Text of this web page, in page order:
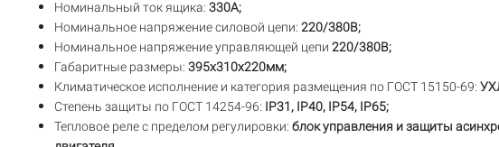
Номинальный ток ящика: 330А;
Номинальное напряжение силовой цепи: 220/380В;
Номинальное напряжение управляющей цепи 220/380В;
Габаритные размеры: 395х310х220мм;
Климатическое исполнение и категория размещения по ГОСТ 15150-69:
Степень защиты по ГОСТ 14254-96: IP31, IP40, IP54, IP65;
Тепловое реле с пределом регулировки: блок управления и защиты